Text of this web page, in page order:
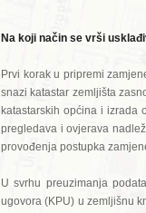
Na koji način se vrši
Prvi korak u pripremi
snazi katastar zemljišta
katastarskih općina i izrada
pregledava i ovjerava
provođenja postupka
U svrhu preuzimanja
ugovora (KPU) u zemljišnu